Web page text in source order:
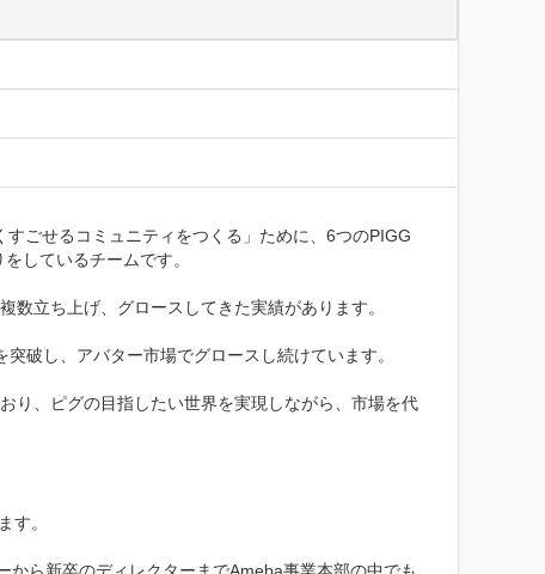
ごせるコミュニティをつくる」ために、6つのPIGG
しているチームです。
立ち上げ、グロースしてきた実績があります。
破し、アバター市場でグロースし続けています。
り、ピグの目指したい世界を実現しながら、市場を代
す。